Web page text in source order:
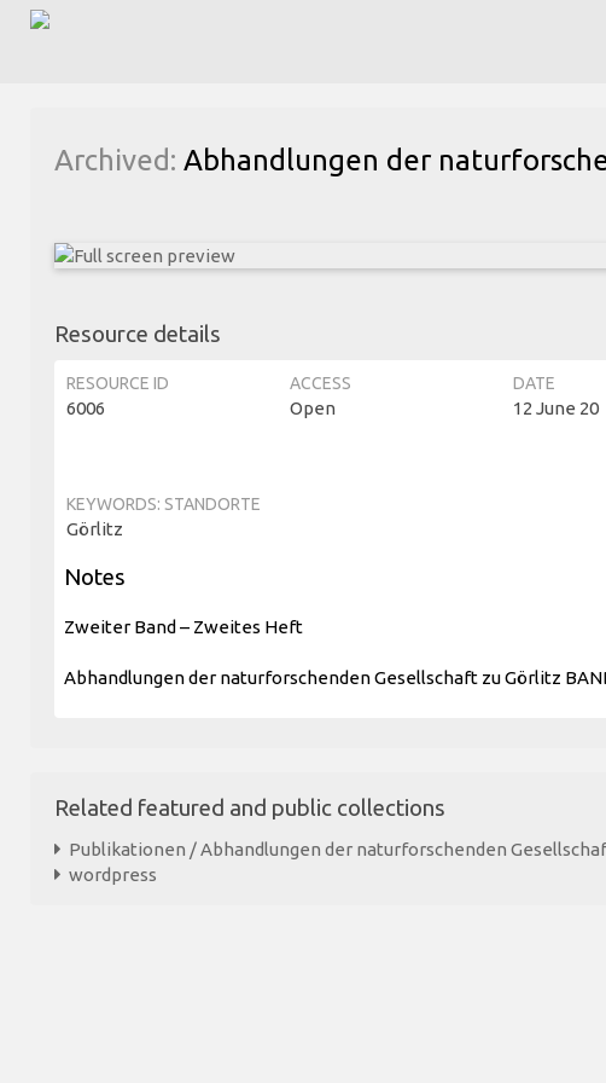
Archived: Abhandlungen der
Resource details
RESOURCE ID
6006
ACCESS
Open
DATE
12 June 20
KEYWORDS: STANDORTE
Görlitz
Notes
Zweiter Band – Zweites Heft
Abhandlungen der naturforschenden Gesellschaft zu Görlitz
Related featured and public collections
Publikationen / Abhandlungen der naturforschenden
wordpress